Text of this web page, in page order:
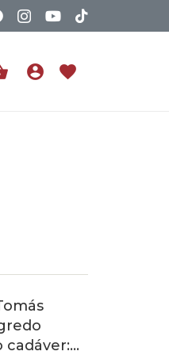
account_circle favorite
cadáver:…